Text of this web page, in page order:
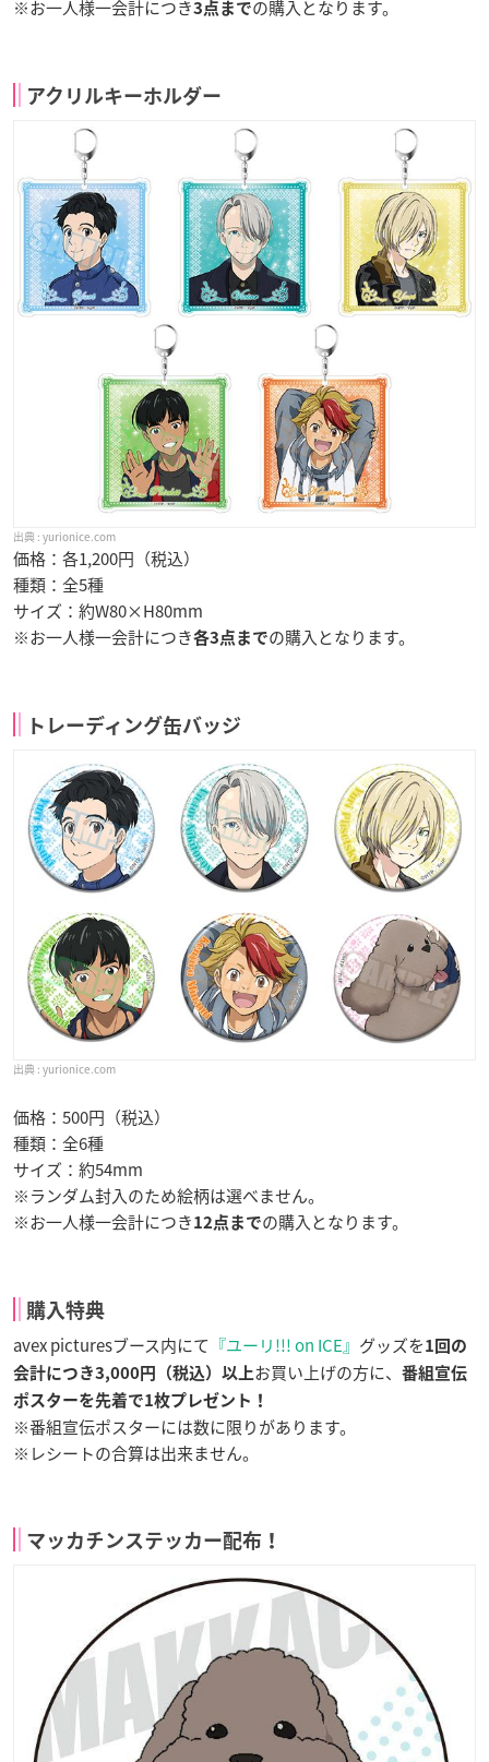
※お一人様一会計につき 3点までの購入となります。
アクリルキーホルダー
yurionice.com
価格：各1,200円（税込）
種類：全5種
サイズ：約W80×H80mm
※お一人様一会計につき各3点までの購入となります。
トレーディング缶バッジ
yurionice.com
価格：500円（税込）
種類：全6種
サイズ：約54mm
※ランダム封入のため絵柄は選べません。
※お一人様一会計につき 12点までの購入となります。
購入特典
avex picturesブース内にて 『ユーリ!!! on ICE』 グッズを 1回の
会計につき3,000円（税込）以上お買い上げの方に、
番組宣伝
ポスターを先着で1枚プレゼント ！
※番組宣伝ポスターには数に限りがあります。
※レシートの合算は出来ません。
マッカチンステッカー配布！